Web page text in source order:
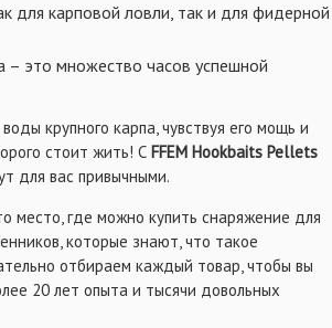
для карповой ловли, так и для фидерной
– это множество часов успешной
крупного карпа, чувствуя его мощь и
стоит жить! С FFEM Hookbaits Pellets
для вас привычными.
место, где можно купить снаряжение для
которые знают, что такое
отбираем каждый товар, чтобы вы
20 лет опыта и тысячи довольных